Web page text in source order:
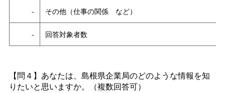
- その他（仕事の関係 など）
- 回答対象者数
【問４】あなたは、島根県企業局のどのような情報を知
りたいと思いますか。（複数回答可）